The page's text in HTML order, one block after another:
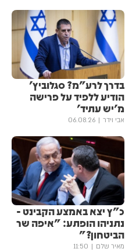
בדרך לרע"מ? סגלוביץ'
הודיע ללפיד על פרישה
מ'יש עתיד'
אבי וידר 06.08.26
כ"ץ יצא באמצע הקבינט -
נתניהו הופתע: "איפה שר
הביטחון?"
מאיר שלם 11:50